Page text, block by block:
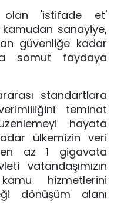
olan 'istifade et'
sanayiye,
güvenliğe kadar
somut faydaya
standartlara
teminat
hayata
ülkemizin veri
az 1 gigavata
vatandaşımızın
hizmetlerini
dönüşüm alanı